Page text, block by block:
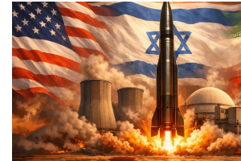
Thể thao
Bóng đá
Lịch thi đấu bóng đá
Thế giới thể thao
eSports
Hậu trường
Ô tô - Xe
Ô tô
Xe máy
Tư vấn